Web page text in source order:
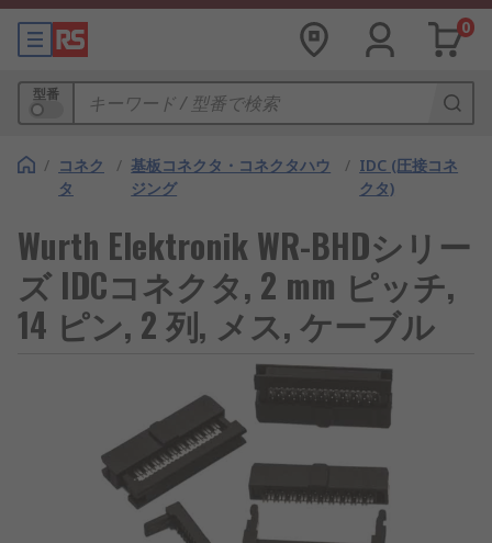
0
型番
/ コネク
タ
/ 基板コネクタ・コネクタハウ
ジング
/ IDC (圧接コネ
クタ)
Wurth Elektronik WR-BHDシリー
ズ IDCコネクタ, 2 mm ピッチ,
14 ピン, 2 列, メス, ケーブル